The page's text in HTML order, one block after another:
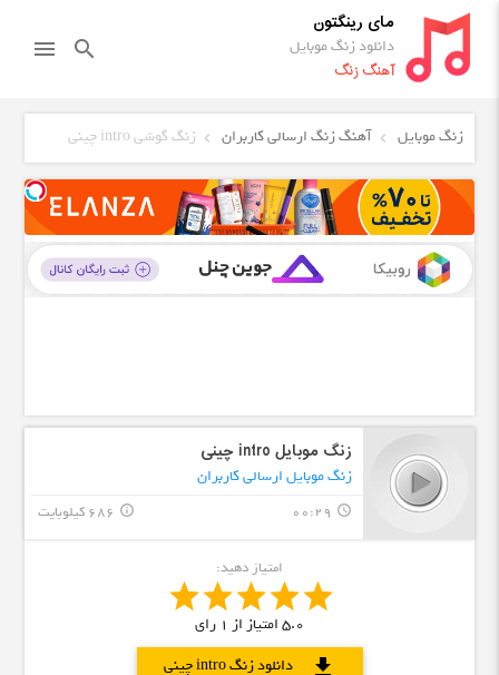
مای رینگتون
دانلود زنگ موبایل
آهنگ زنگ
search
menu
زنگ موبایل آهنگ زنگ ارسالی کاربران زنگ گوشی intro چینی
زنگ موبایل intro چینی
زنگ موبایل ارسالی کاربران
query_builder
00:29 686 کیلوبایت info_outline
امتیاز دهید:
5.0امتیاز از 1 رای
دانلود زنگ intro چینی
download